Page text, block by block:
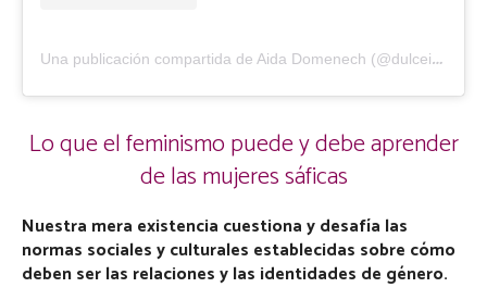
U
na publicación compartida de Aida Domenech (@dulceida)
Lo que el feminismo puede y debe aprender
de las mujeres sáficas
Nuestra mera existencia cuestiona y desafía las
normas sociales y culturales establecidas sobre cómo
deben ser las relaciones y las identidades de género.